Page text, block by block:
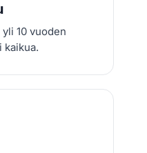
10 vuoden
kaikua.